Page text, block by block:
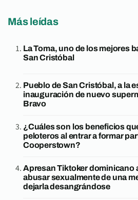
Más leídas
La Toma, uno de los mejores
San Cristóbal
Pueblo de San Cristóbal, a la
inauguración de nuevo
Bravo
¿Cuáles son los beneficios
peloteros al entrar a formar
Cooperstown?
Apresan Tiktoker dominicano
abusar sexualmente de una
dejarla desangrándose